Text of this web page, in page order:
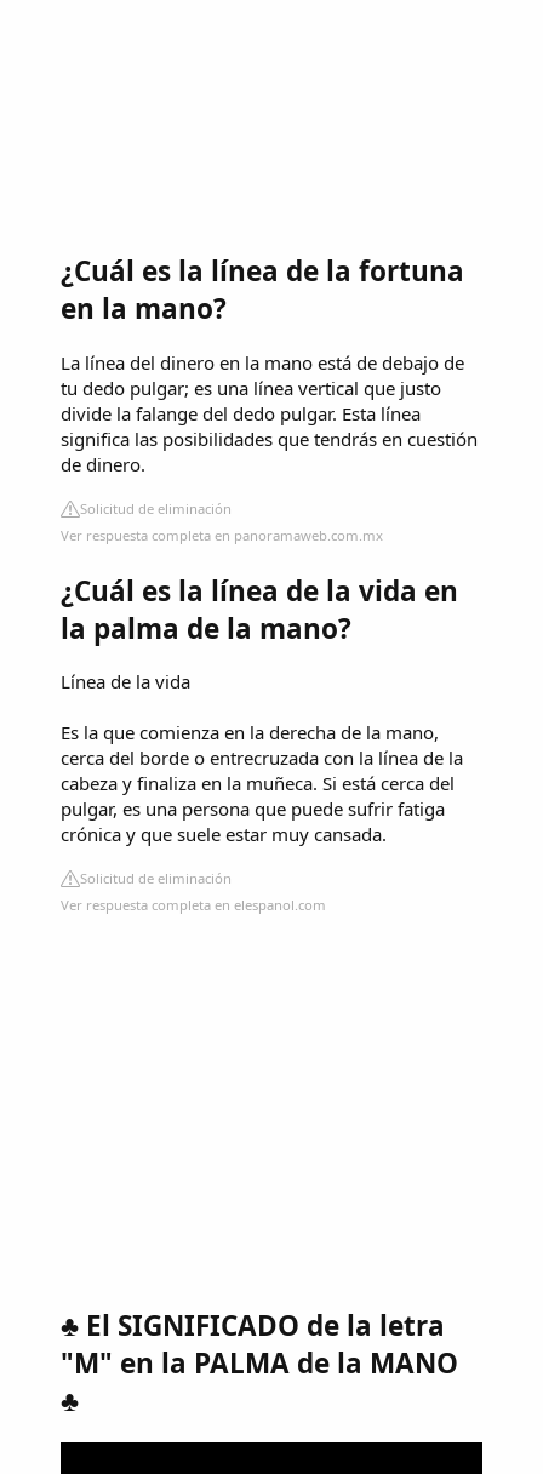
¿Cuál es la línea de la fortuna
en la mano?
La línea del dinero en la mano está de debajo de
tu dedo pulgar; es una línea vertical que justo
divide la falange del dedo pulgar. Esta línea
significa las posibilidades que tendrás en cuestión
de dinero.
Solicitud de eliminación
Ver respuesta completa en panoramaweb.com.mx
¿Cuál es la línea de la vida en
la palma de la mano?
Línea de la vida
Es la que comienza en la derecha de la mano,
cerca del borde o entrecruzada con la línea de la
cabeza y finaliza en la muñeca. Si está cerca del
pulgar, es una persona que puede sufrir fatiga
crónica y que suele estar muy cansada.
Solicitud de eliminación
Ver respuesta completa en elespanol.com
♣ El SIGNIFICADO de la letra
"M" en la PALMA de la MANO
♣